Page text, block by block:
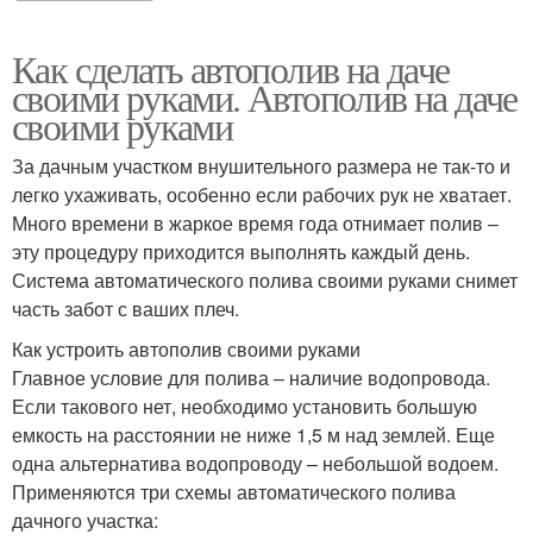
Как сделать автополив на даче
своими руками. Автополив на даче
своими руками
За дачным участком внушительного размера не так-то и
легко ухаживать, особенно если рабочих рук не хватает.
Много времени в жаркое время года отнимает полив –
эту процедуру приходится выполнять каждый день.
Система автоматического полива своими руками снимет
часть забот с ваших плеч.
Как устроить автополив своими руками
Главное условие для полива – наличие водопровода.
Если такового нет, необходимо установить большую
емкость на расстоянии не ниже 1,5 м над землей. Еще
одна альтернатива водопроводу – небольшой водоем.
Применяются три схемы автоматического полива
дачного участка: